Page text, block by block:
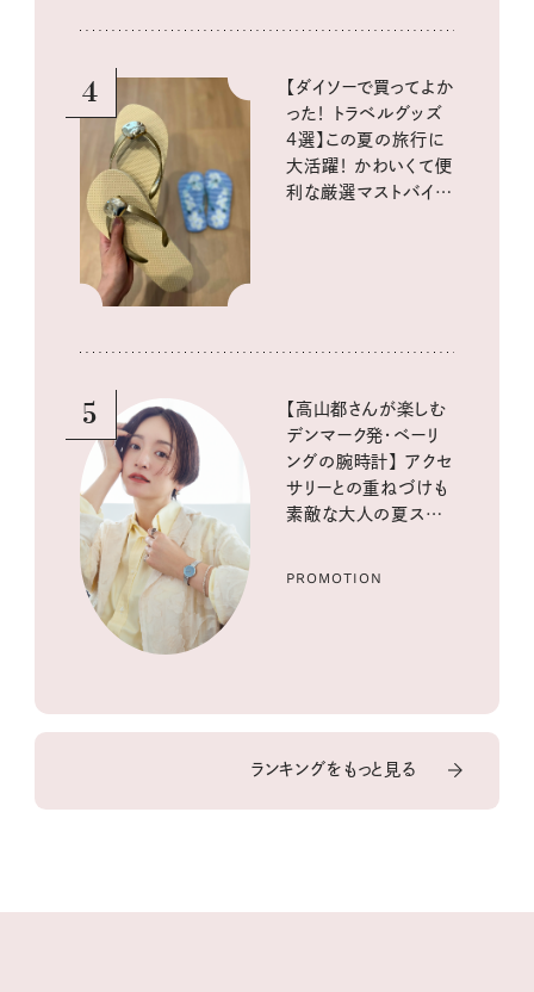
4
【ダイソーで買ってよか
った！ トラベルグッズ
4選】この夏の旅行に
大活躍！ かわいくて便
利な厳選マストバイア
5
【高山都さんが楽しむ
デンマーク発・ベーリ
ングの腕時計】 アクセ
サリーとの重ねづけも
素敵な大人の夏スタイ
PROMOTION
ランキングをもっと見る